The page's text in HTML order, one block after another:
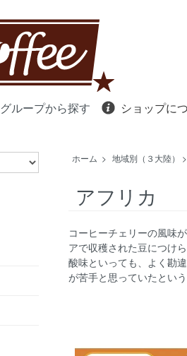
グループから探す ショップに
ホーム > 地域別（３大陸） >
アフリカ
コーヒーチェリーの風味
アで収穫された豆につけ
酸味といっても、よく勘
が苦手と思っていたとい